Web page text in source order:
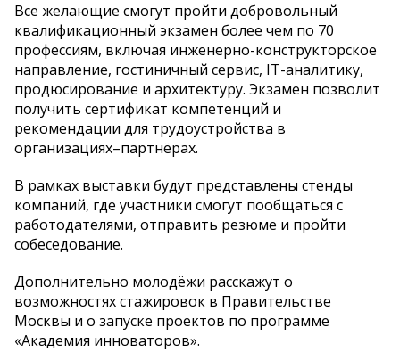
Все желающие смогут пройти добровольный
квалификационный экзамен более чем по 70
профессиям, включая инженерно-конструкторское
направление, гостиничный сервис, IT-аналитику,
продюсирование и архитектуру. Экзамен позволит
получить сертификат компетенций и
рекомендации для трудоустройства в
организациях–партнёрах.
В рамках выставки будут представлены стенды
компаний, где участники смогут пообщаться с
работодателями, отправить резюме и пройти
собеседование.
Дополнительно молодёжи расскажут о
возможностях стажировок в Правительстве
Москвы и о запуске проектов по программе
«Академия инноваторов».